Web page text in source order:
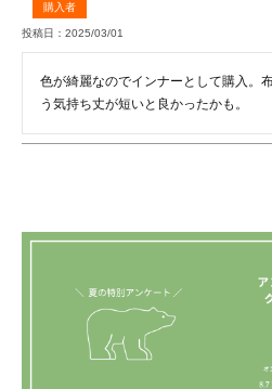
購入者
投稿日 2025/03/01
色が綺麗なのでインナーとして購入。
う気持ち丈が短いと良かったかも。